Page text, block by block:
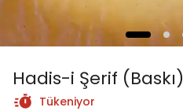
Hadis-i Şerif (Baskı)
Tükeniyor